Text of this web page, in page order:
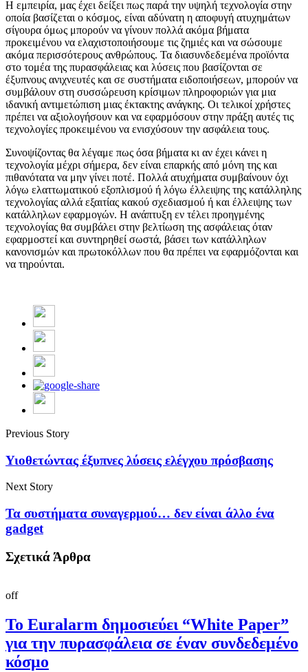
Η εμπειρία, μας έχει δείξει πως παρά την υψηλή τεχνολογία στην
οποία βασίζεται ο κόσμος, είναι αδύνατη η αποφυγή ατυχημάτων
σίγουρα όμως μπορούν να γίνουν πολλά ακόμα βήματα
προκειμένου να ελαχιστοποιήσουμε τις ζημιές και να σώσουμε
ακόμα περισσότερους ανθρώπους. Τα διασυνδεδεμένα προϊόντα
στο τομέα της πυρασφάλειας και λύσεις που βασίζονται σε
έξυπνους ανιχνευτές και σε συστήματα ειδοποιήσεων, μπορούν να
συμβάλουν στη συσσώρευση κρίσιμων πληροφοριών για μια
ιδανική αντιμετώπιση μιας έκτακτης ανάγκης. Οι τελικοί χρήστες
πρέπει να αξιολογήσουν και να εφαρμόσουν στην πράξη αυτές τις
τεχνολογίες προκειμένου να ενισχύσουν την ασφάλεια τους.
Συνοψίζοντας θα λέγαμε πως όσα βήματα κι αν έχει κάνει η
τεχνολογία μέχρι σήμερα, δεν είναι επαρκής από μόνη της και
πιθανότατα να μην γίνει ποτέ. Πολλά ατυχήματα συμβαίνουν όχι
λόγω ελαττωματικού εξοπλισμού ή λόγω έλλειψης της κατάλληλης
τεχνολογίας αλλά εξαιτίας κακού σχεδιασμού ή και έλλειψης των
κατάλληλων εφαρμογών. Η ανάπτυξη εν τέλει προηγμένης
τεχνολογίας θα συμβάλει στην βελτίωση της ασφάλειας όταν
εφαρμοστεί και συντηρηθεί σωστά, βάσει των κατάλληλων
κανονισμών και πρωτοκόλλων που θα πρέπει να εφαρμόζονται και
να τηρούνται.
Previous Story
Υιοθετώντας έξυπνες λύσεις ελέγχου πρόσβασης
Next Story
Τα συστήματα συναγερμού… δεν είναι άλλο ένα
gadget
Σχετικά Άρθρα
off
Το Euralarm δημοσιεύει “White Paper”
για την πυρασφάλεια σε έναν συνδεδεμένο
κόσμο